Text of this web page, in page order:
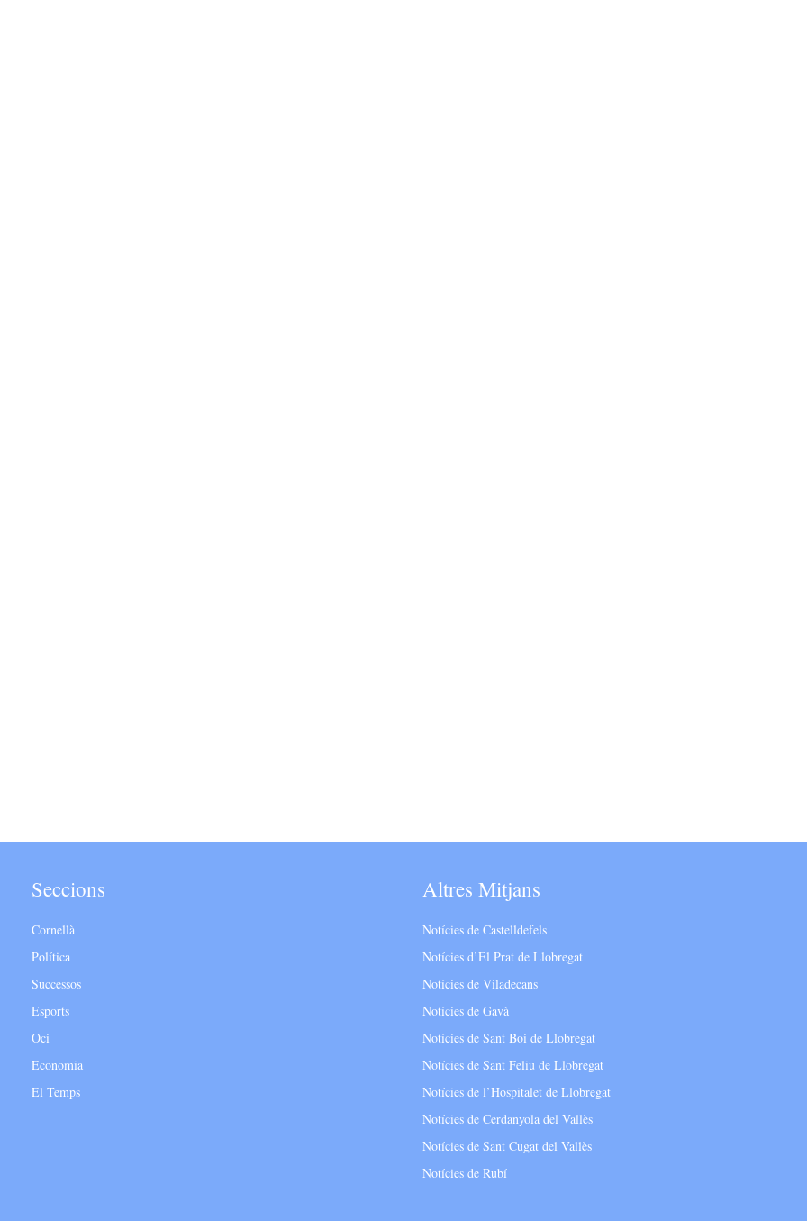
Seccions
Cornellà
Política
Successos
Esports
Oci
Economia
El Temps
Altres Mitjans
Notícies de Castelldefels
Notícies d’El Prat de Llobregat
Notícies de Viladecans
Notícies de Gavà
Notícies de Sant Boi de Llobregat
Notícies de Sant Feliu de Llobregat
Notícies de l’Hospitalet de Llobregat
Notícies de Cerdanyola del Vallès
Notícies de Sant Cugat del Vallès
Notícies de Rubí